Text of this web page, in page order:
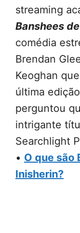
streaming
Banshees
comédia
Brendan
Keoghan
última
perguntou
intrigante
Searchlight
• O que são
Inisherin?